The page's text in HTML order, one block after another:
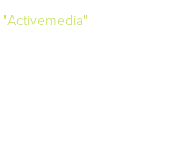
"Activemedia"